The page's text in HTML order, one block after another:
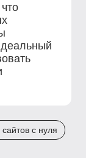
с нуля